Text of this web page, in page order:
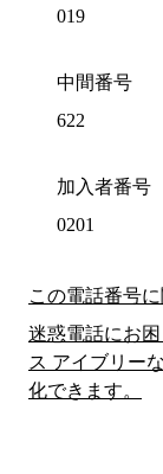
019
中間番号
622
加入者番号
0201
この電話番号
迷惑電話にお
ス アイブリー
化できます。